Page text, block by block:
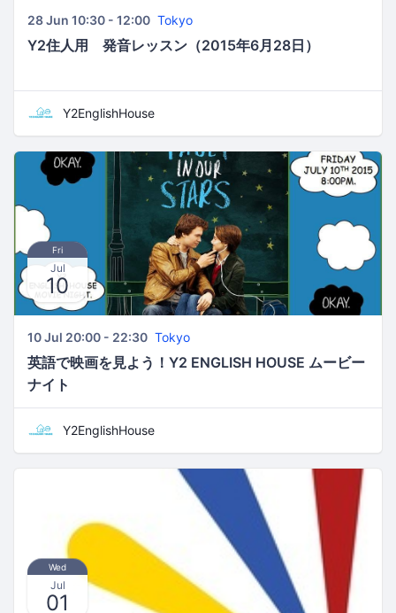
28 Jun 10:30 - 12:00 Tokyo
Y2住人用 発音レッスン（2015年6月28日）
Y2EnglishHouse
Fri
Jul
10
10 Jul 20:00 - 22:30 Tokyo
英語で映画を見よう！Y2 ENGLISH HOUSE ムービー
ナイト
Y2EnglishHouse
Wed
Jul
01